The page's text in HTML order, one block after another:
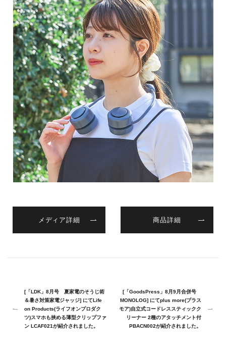
メディア詳細 商品詳細
[「LDK」8月号 夏家電のそうじ術
＆暑さ対策家電ジャッジ] にてLife
on Products(ライフオンプロダク
ツ)スマホも挟める薄型クリップファ
ン LCAF021が紹介されました。
[「GoodsPress」8月9月合併号
MONOLOG] にてplus more(プラス
モア)自立式コードレススティックク
リーナー 2種のアタッチメント付
PBACN002が紹介されました。